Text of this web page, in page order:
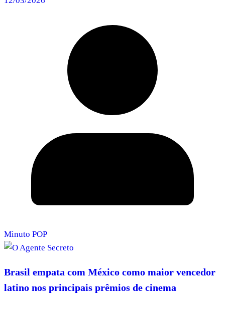
Minuto POP
Brasil empata com México como maior vencedor
latino nos principais prêmios de cinema